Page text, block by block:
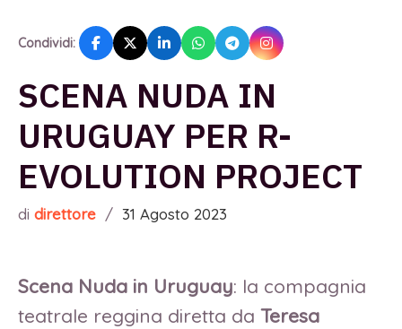
Condividi:
SCENA NUDA IN
URUGUAY PER R-
EVOLUTION PROJECT
di direttore / 31 Agosto 2023
Scena Nuda in Uruguay: la compagnia
teatrale reggina diretta da Teresa